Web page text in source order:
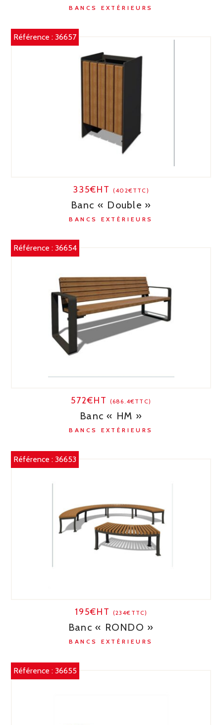
BANCS EXTÉRIEURS
Référence :36657
335€HT(402€TTC)
Banc « Double »
BANCS EXTÉRIEURS
Référence :36654
572€HT (686.4€TTC)
Banc « HM »
BANCS EXTÉRIEURS
Référence :36653
195€HT (234€TTC)
Banc « RONDO »
BANCS EXTÉRIEURS
Référence :36655